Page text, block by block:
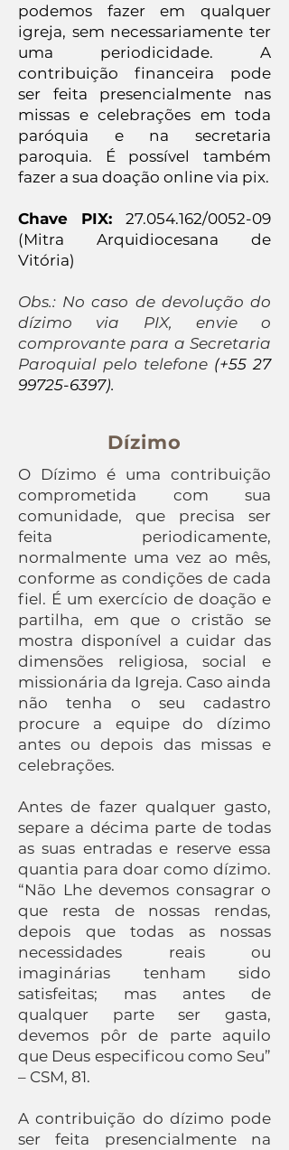
podemos fazer em qualquer
igreja, sem necessariamente ter
uma periodicidade. A
contribuição financeira pode
ser feita presencialmente nas
missas e celebrações em toda
paróquia e na secretaria
paroquia. É possível também
fazer a sua doação online via pix.
Chave PIX: 27.054.162/0052-09
(Mitra Arquidiocesana de
Vitória)
Obs.: No caso de devolução do
dízimo via PIX, envie o
comprovante para a Secretaria
Paroquial pelo telefone (+5527
99725-6397).
Dízimo
O Dízimo é uma contribuição
comprometida com sua
comunidade, que precisa ser
feita periodicamente,
normalmente uma vez ao mês,
conforme as condições de cada
fiel. É um exercício de doação e
partilha, em que o cristão se
mostra disponível a cuidar das
dimensões religiosa, social e
missionária da Igreja. Caso ainda
não tenha o seu cadastro
procure a equipe do dízimo
antes ou depois das missas e
celebrações.
Antes de fazer qualquer gasto,
separe a décima parte de todas
as suas entradas e reserve essa
quantia para doar como dízimo.
“Não Lhe devemos consagrar o
que resta de nossas rendas,
depois que todas as nossas
necessidades reais ou
imaginárias tenham sido
satisfeitas; mas antes de
qualquer parte ser gasta,
devemos pôr de parte aquilo
que Deus especificou como Seu”
– CSM, 81.
A contribuição do dízimo pode
ser feita presencialmente na